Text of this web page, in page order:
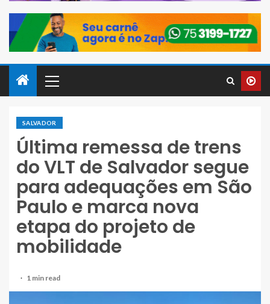
SALVADOR
Última remessa de trens
do VLT de Salvador segue
para adequações em São
Paulo e marca nova
etapa do projeto de
mobilidade
1 min read